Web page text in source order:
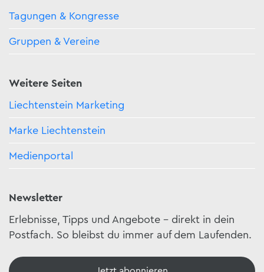
Tagungen & Kongresse
Gruppen & Vereine
Weitere Seiten
Liechtenstein Marketing
Marke Liechtenstein
Medienportal
Newsletter
Erlebnisse, Tipps und Angebote – direkt in dein
Postfach. So bleibst du immer auf dem Laufenden.